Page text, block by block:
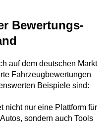
Bewertungs-
auf dem deutschen Markt
Fahrzeugbewertungen
Beispiele sind:
nicht nur eine Plattform für
sondern auch Tools